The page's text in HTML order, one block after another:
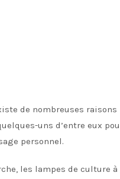
de nombreuses raisons
uns d’entre eux
personnel.
les lampes de culture à